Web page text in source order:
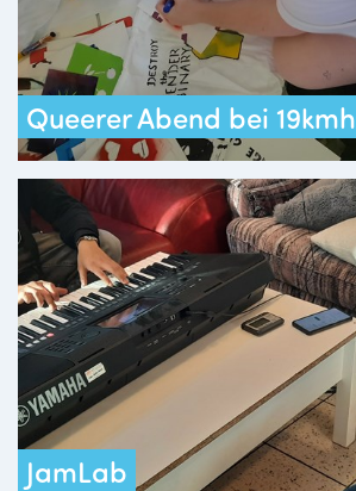
Queerer Abend bei 19kmh
JamLab